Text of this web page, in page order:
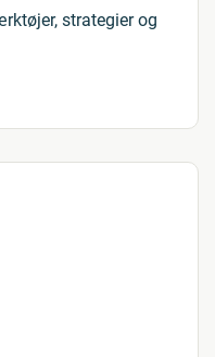
strategier og